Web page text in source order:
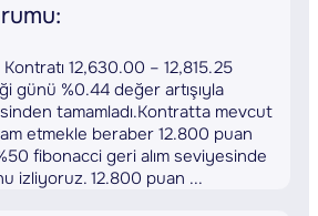
12,630.00 – 12,815.25
günü %0.44 değer artışıyla
tamamladı.Kontratta mevcut
etmekle beraber 12.800 puan
fibonacci geri alım seviyesinde
izliyoruz. 12.800 puan ...